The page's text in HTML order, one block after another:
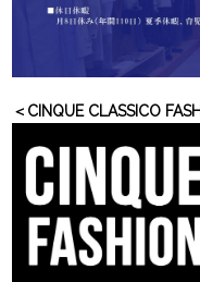
＜CINQUE CLASSICO